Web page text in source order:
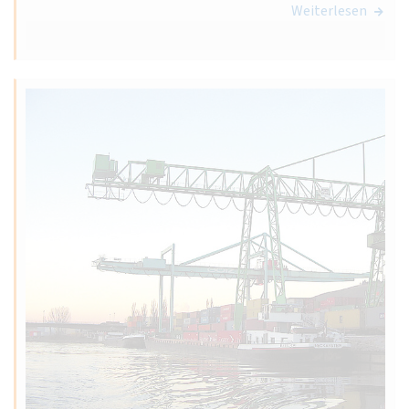
Weiterlesen